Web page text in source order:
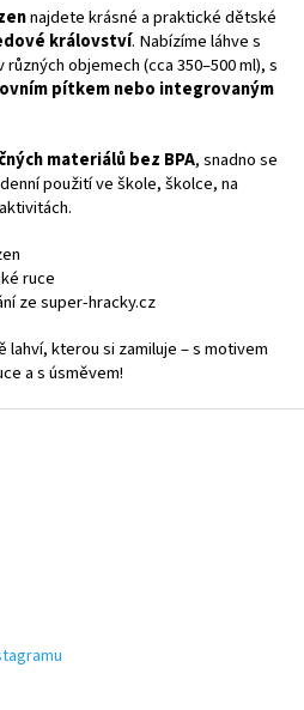
l
á
d
a
p
r
v
k
ý
p
s
u
najdete krásné a praktické dětské
království. Nabízíme láhve s
různých objemech (cca 350–500 ml), s
pítkem nebo integrovaným
materiálů bez BPA, snadno se
použití ve škole, školce, na
ruce
ze super-hracky.cz
kterou si zamiluje – s motivem
a s úsměvem!